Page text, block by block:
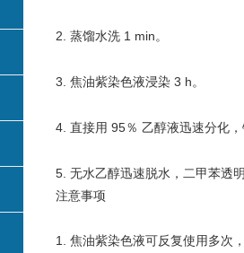
2. 蒸馏水洗 1 min。
3. 焦油紫染色液浸染 3 h。
4. 直接用 95％ 乙醇液迅速分化
5. 无水乙醇迅速脱水，二甲苯透
注意事项
1. 焦油紫染色液可反复使用多次